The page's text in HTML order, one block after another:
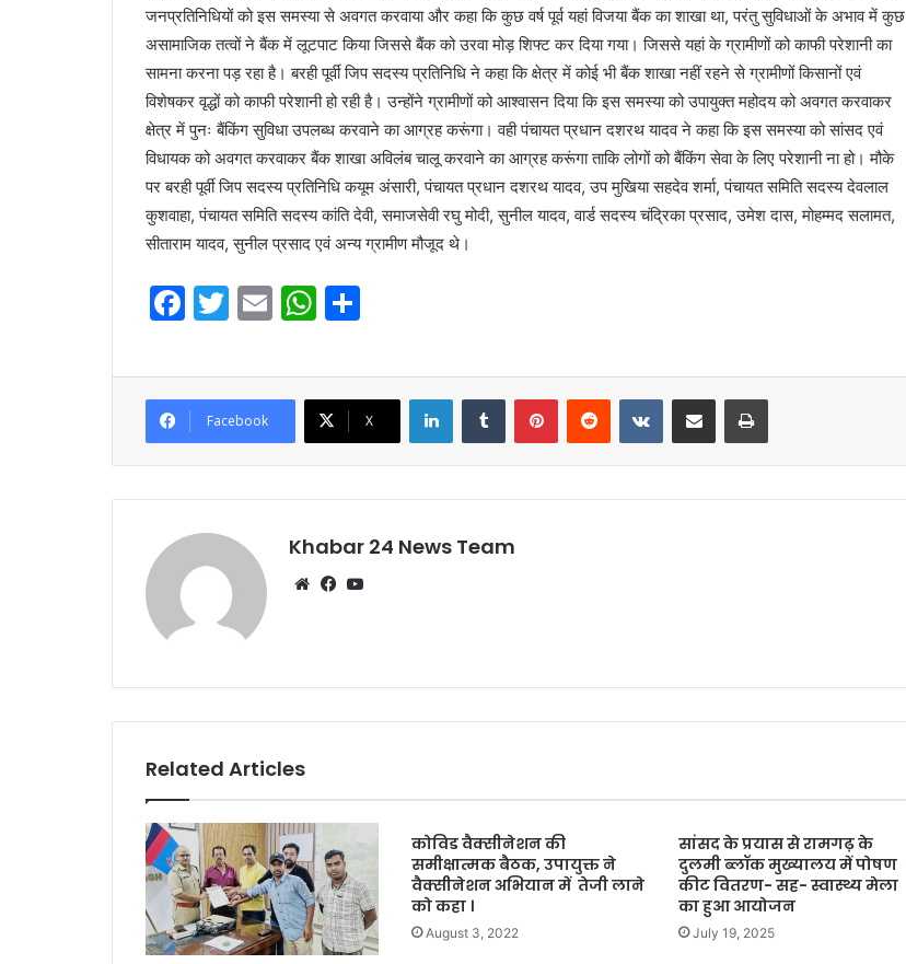
जनप्रतिनिधियों को इस समस्या से अवगत करवाया और कहा कि कुछ वर्ष पूर्व यहां विजया बैंक का शाखा था, परंतु सुविधाओं के अभाव में कुछ
असामाजिक तत्वों ने बैंक में लूटपाट किया जिससे बैंक को उरवा मोड़ शिफ्ट कर दिया गया। जिससे यहां के ग्रामीणों को काफी परेशानी का
सामना करना पड़ रहा है। बरही पूर्वी जिप सदस्य प्रतिनिधि ने कहा कि क्षेत्र में कोई भी बैंक शाखा नहीं रहने से ग्रामीणों किसानों एवं
विशेषकर वृद्धों को काफी परेशानी हो रही है। उन्होंने ग्रामीणों को आश्वासन दिया कि इस समस्या को उपायुक्त महोदय को अवगत करवाकर
क्षेत्र में पुनः बैंकिंग सुविधा उपलब्ध करवाने का आग्रह करूंगा। वही पंचायत प्रधान दशरथ यादव ने कहा कि इस समस्या को सांसद एवं
विधायक को अवगत करवाकर बैंक शाखा अविलंब चालू करवाने का आग्रह करूंगा ताकि लोगों को बैंकिंग सेवा के लिए परेशानी ना हो। मौके
पर बरही पूर्वी जिप सदस्य प्रतिनिधि कयूम अंसारी, पंचायत प्रधान दशरथ यादव, उप मुखिया सहदेव शर्मा, पंचायत समिति सदस्य देवलाल
कुशवाहा, पंचायत समिति सदस्य कांति देवी, समाजसेवी रघु मोदी, सुनील यादव, वार्ड सदस्य चंद्रिका प्रसाद, उमेश दास, मोहम्मद सलामत,
सीताराम यादव, सुनील प्रसाद एवं अन्य ग्रामीण मौजूद थे।
F
c
e
b
o
o
k
T
itt
er
E
ai
l
W
at
s
A
p
p
ar
e
Facebook X
LinkedInTumblr PinterestReddit VKontakteShare via Email Print
Khabar 24 News Team
WebsiteFacebook
Related Articles
कोविड वैक्सीनेशन की
समीक्षात्मक बैठक, उपायुक्त ने
वैक्सीनेशन अभियान में तेजी लाने
को कहा ।
August 3, 2022
सांसद के प्रयास से रामगढ़ के
दुलमी ब्लॉक मुख्यालय में पोषण
कीट वितरण- सह- स्वास्थ्य मेला
का हुआ आयोजन
July 19, 2025